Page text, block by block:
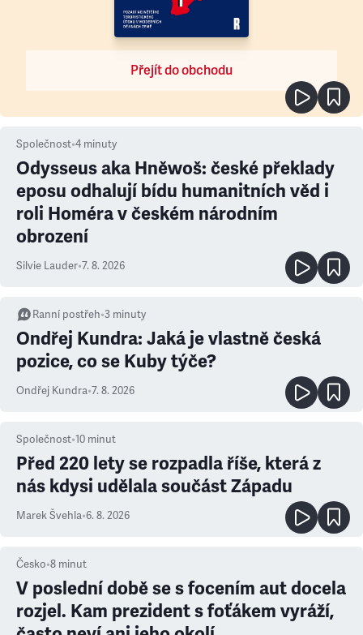
Přejít do obchodu
Společnost•4 minuty
Odysseus aka Hněwoš: české překlady
eposu odhalují bídu humanitních věd i
roli Homéra v českém národním
obrození
Silvie Lauder•7. 8. 2026
Ranní postřeh•3 minuty
Ondřej Kundra: Jaká je vlastně česká
pozice, co se Kuby týče?
Ondřej Kundra•7. 8. 2026
Společnost•10 minut
Před 220 lety se rozpadla říše, která z
nás kdysi udělala součást Západu
Marek Švehla•6. 8. 2026
Česko•8 minut
V poslední době se s focením aut docela
rozjel. Kam prezident s foťákem vyráží,